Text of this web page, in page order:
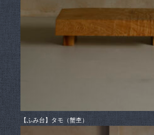
【ふみ台】タモ（蟹杢）